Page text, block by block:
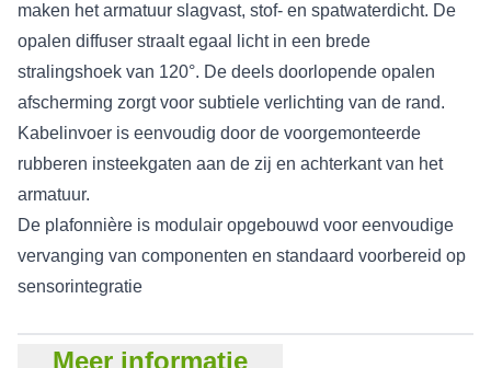
maken het armatuur slagvast, stof- en spatwaterdicht. De
opalen diffuser straalt egaal licht in een brede
stralingshoek van 120°. De deels doorlopende opalen
afscherming zorgt voor subtiele verlichting van de rand.
Kabelinvoer is eenvoudig door de voorgemonteerde
rubberen insteekgaten aan de zij en achterkant van het
armatuur.
De plafonnière is modulair opgebouwd voor eenvoudige
vervanging van componenten en standaard voorbereid op
sensorintegratie
Meer informatie